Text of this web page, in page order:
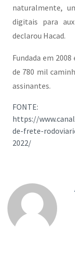
naturalmente,
digitais para
declarou Hacad.
Fundada em
de 780 mil
assinantes.
FONTE:
https://
de-frete-
2022/